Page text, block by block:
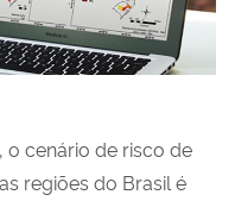
cenário de risco de
regiões do Brasil é